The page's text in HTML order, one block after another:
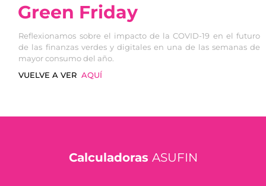
Green Friday
Reflexionamos sobre el impacto de la COVID-19 en el futuro
de las finanzas verdes y digitales en una de las semanas de
mayor consumo del año.
VUELVE A VER AQUÍ
Calculadoras ASUFIN